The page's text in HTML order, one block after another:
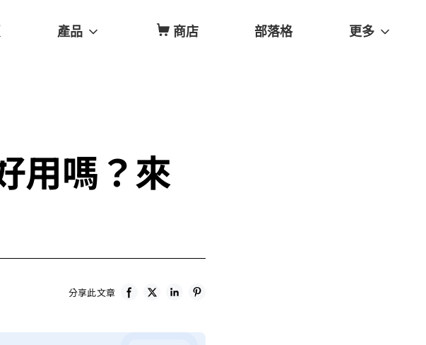
產品 商店 部落格 更多
用嗎？來
分享此文章